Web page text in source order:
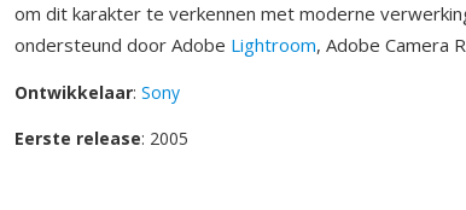
om dit karakter te verkennen met moderne
ondersteund door Adobe Lightroom, Adobe Camera
Ontwikkelaar: Sony
Eerste release: 2005